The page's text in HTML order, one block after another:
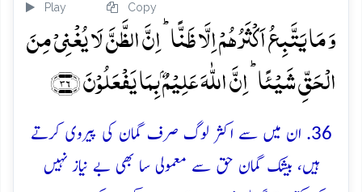
Play Copy
وَ مَا یَتَّبِعُ اَکۡثَرُہُمۡ اِلَّا ظَنًّا ؕ اِنَّ الظَّنَّ لَا یُغۡنِیۡ مِنَ
الۡحَقِّ شَیۡئًا ؕ اِنَّ اللّٰہَ عَلِیۡمٌۢ بِمَا یَفۡعَلُوۡنَ ﴿۳۶﴾
36. ان میں سے اکثر لوگ صرف گمان کی پیروی کرتے
ہیں، بیشک گمان حق سے معمولی سا بھی بے نیاز نہیں